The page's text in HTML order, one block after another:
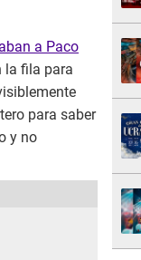
a Paco
la fila para
para saber
y no